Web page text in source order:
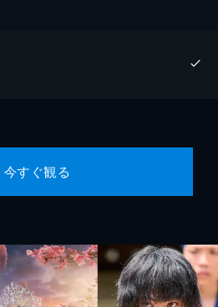
今すぐ観る